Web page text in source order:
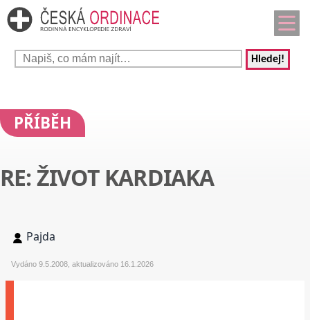
Hledej!
PŘÍBĚH
RE: ŽIVOT KARDIAKA
Pajda
Vydáno 9.5.2008, aktualizováno 16.1.2026